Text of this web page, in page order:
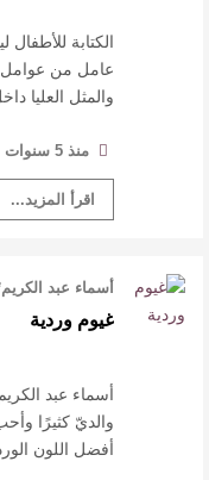
الكتابة
عامل من عوامل
والمثل العليا
منذ 5 سنوات
اقرأ المزيد...
أسماء عبد
كثيرًا وأحب
غيوم وردية
أسماء عبد
والديّ كثيرًا
أفضل اللون